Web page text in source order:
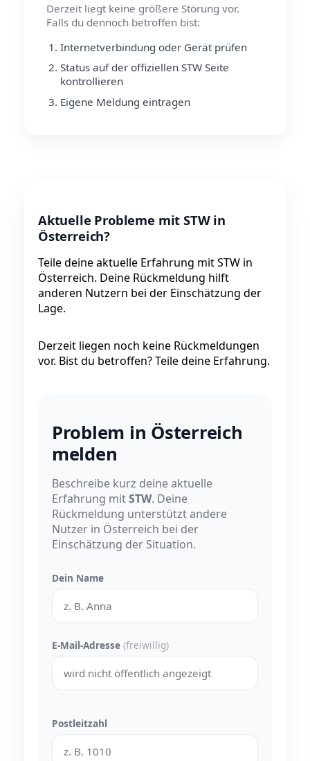
Derzeit liegt keine größere Störung vor.
Falls du dennoch betroffen bist:
Internetverbindung oder Gerät prüfen
Status auf der offiziellen STW Seite
kontrollieren
Eigene Meldung eintragen
Aktuelle Probleme mit STW in
Österreich?
Teile deine aktuelle Erfahrung mit STW in
Österreich. Deine Rückmeldung hilft
anderen Nutzern bei der Einschätzung der
Lage.
Derzeit liegen noch keine Rückmeldungen
vor. Bist du betroffen? Teile deine Erfahrung.
Problem in Österreich
melden
Beschreibe kurz deine aktuelle
Erfahrung mitSTW. Deine
Rückmeldung unterstützt andere
Nutzer in Österreich bei der
Einschätzung der Situation.
Dein Name
E-Mail-Adresse (freiwillig)
Postleitzahl